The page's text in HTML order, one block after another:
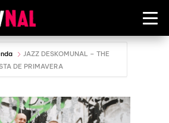
JAZZ DESKOMUNAL – THE
DE PRIMAVERA